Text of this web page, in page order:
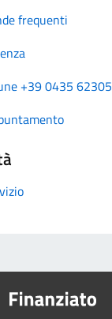
frequenti
+39 0435 62305